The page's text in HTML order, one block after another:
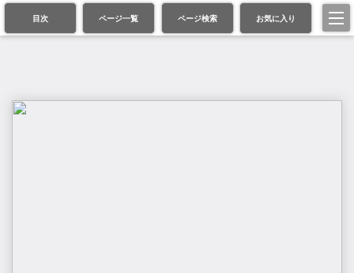
目次 ページ一覧 ページ検索 お気に入り